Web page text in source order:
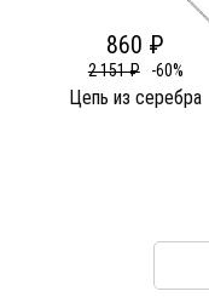
860 ₽
2 151 ₽ -60%
Цепь из серебра